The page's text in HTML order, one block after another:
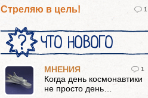
Стреляю в цель! 1
ЧТО НОВОГО
1
МНЕНИЯ
Когда день космонавтики
не просто день…